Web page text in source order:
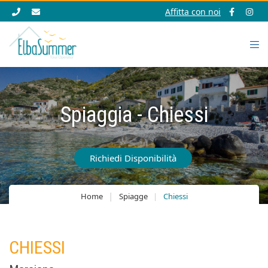
Affitta con noi
Spiaggia - Chiessi
Richiedi Disponibilità
Home Spiagge Chiessi
CHIESSI